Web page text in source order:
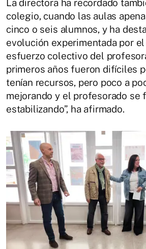
La directora ha recordado
colegio, cuando las aulas
cinco o seis alumnos, y ha
evolución experimentada por
esfuerzo colectivo del
primeros años fueron difíciles
tenían recursos, pero poco a
mejorando y el profesorado se
estabilizando”, ha afirmado.